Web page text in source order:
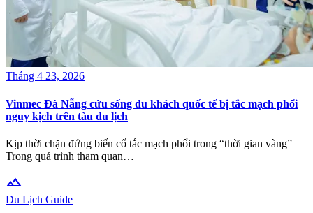
Tháng 4 23, 2026
Vinmec Đà Nẵng cứu sống du khách quốc tế bị tắc mạch phổi
nguy kịch trên tàu du lịch
Kịp thời chặn đứng biến cố tắc mạch phổi trong “thời gian vàng”
Trong quá trình tham quan…
terrain
Du Lịch Guide